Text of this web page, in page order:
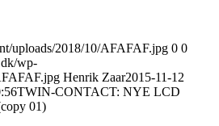
uploads/2018/10/AFAFAF.jpg 0 0
wp-
Henrik Zaar2015-11-12
TWIN-CONTACT: NYE LCD
01)